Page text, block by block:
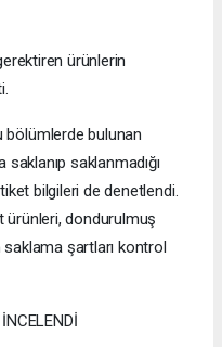
ürünlerin
bölümlerde bulunan
saklanıp saklanmadığı
bilgileri de denetlendi.
ürünleri, dondurulmuş
saklama şartları kontrol